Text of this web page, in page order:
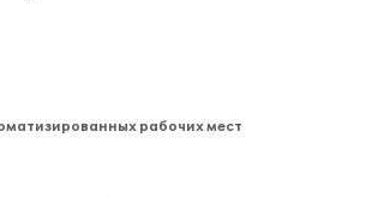
рабочих мест